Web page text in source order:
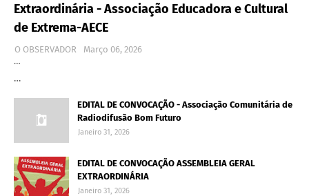
Extraordinária - Associação Educadora e Cultural
de Extrema-AECE
O OBSERVADOR
Março 06, 2026
…
…
EDITAL DE CONVOCAÇÃO - Associação Comunitária de
Radiodifusão Bom Futuro
Janeiro 31, 2026
EDITAL DE CONVOCAÇÃO ASSEMBLEIA GERAL
EXTRAORDINÁRIA
Janeiro 31, 2026